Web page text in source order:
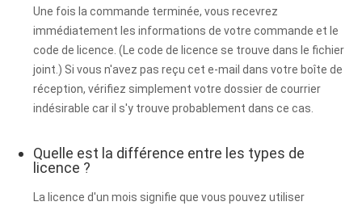
Une fois la commande terminée, vous recevrez
immédiatement les informations de votre commande et le
code de licence. (Le code de licence se trouve dans le fichier
joint.) Si vous n'avez pas reçu cet e-mail dans votre boîte de
réception, vérifiez simplement votre dossier de courrier
indésirable car il s'y trouve probablement dans ce cas.
Quelle est la différence entre les types de
licence ?
La licence d'un mois signifie que vous pouvez utiliser